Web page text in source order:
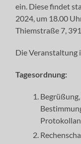
ein. Diese findet
2024, um 18.00
Thiemstraße 7,
Die Veranstaltung
Tagesordnung: